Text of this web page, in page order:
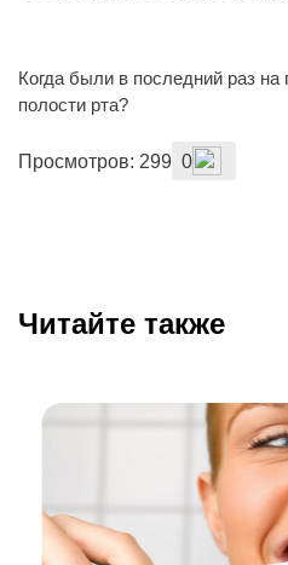
Когда были в последний раз на
полости рта?⠀
Просмотров: 299 0
Читайте также